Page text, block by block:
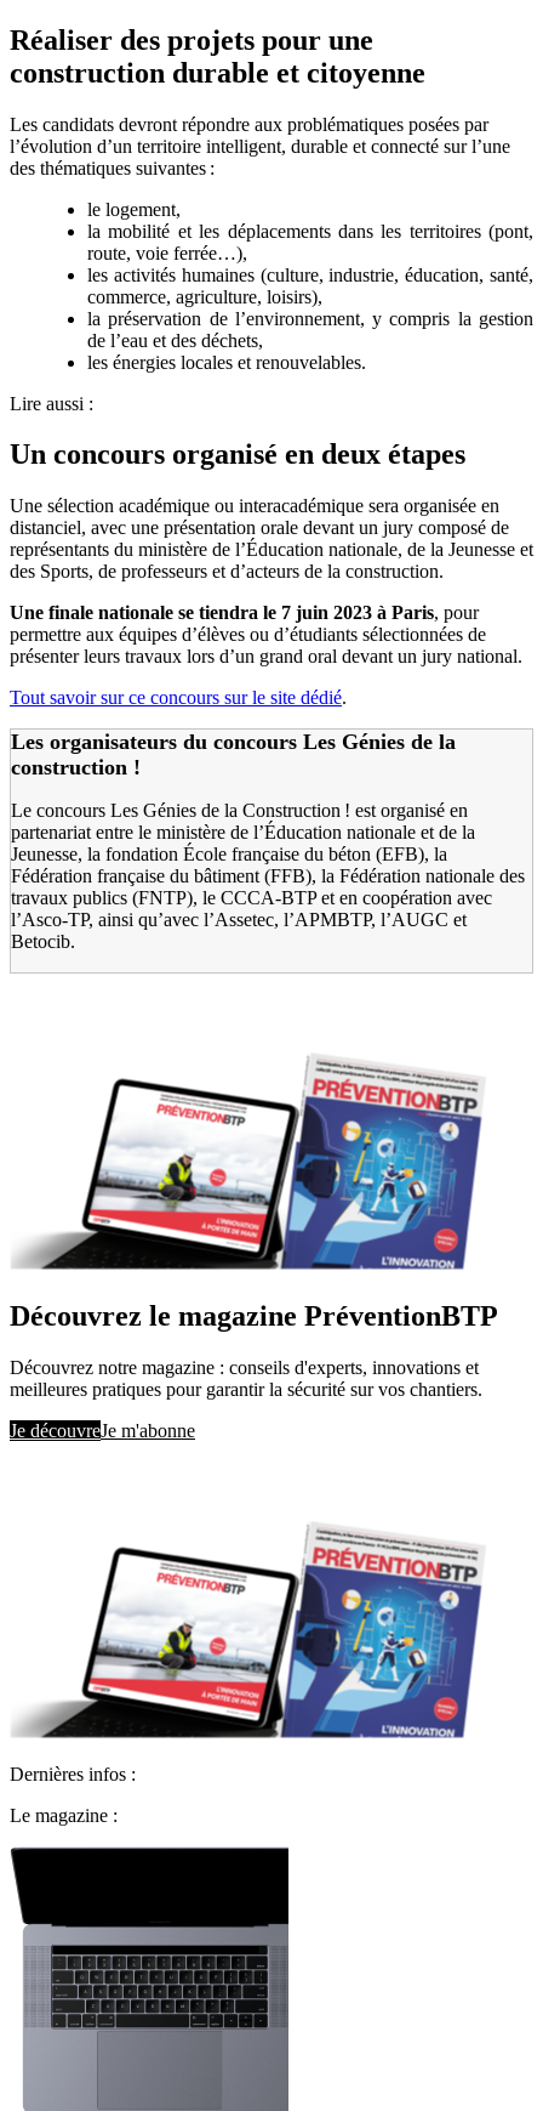
Réaliser des projets pour une
construction durable et citoyenne
Les candidats devront répondre aux problématiques posées par
l’évolution d’un territoire intelligent, durable et connecté sur l’une
des thématiques suivantes :
le logement,
la mobilité et les déplacements dans les territoires (pont,
route, voie ferrée…),
les activités humaines (culture, industrie, éducation, santé,
commerce, agriculture, loisirs),
la préservation de l’environnement, y compris la gestion
de l’eau et des déchets,
les énergies locales et renouvelables.
Lire aussi :
Un concours organisé en deux étapes
Une sélection académique ou interacadémique sera organisée en
distanciel, avec une présentation orale devant un jury composé de
représentants du ministère de l’Éducation nationale, de la Jeunesse et
des Sports, de professeurs et d’acteurs de la construction.
Une finale nationale se tiendra le 7 juin 2023 à Paris, pour
permettre aux équipes d’élèves ou d’étudiants sélectionnées de
présenter leurs travaux lors d’un grand oral devant un jury national.
Tout savoir sur ce concours sur le site dédié.
Les organisateurs du concours Les Génies de la
construction !
Le concours Les Génies de la Construction ! est organisé en
partenariat entre le ministère de l’Éducation nationale et de la
Jeunesse, la fondation École française du béton (EFB), la
Fédération française du bâtiment (FFB), la Fédération nationale des
travaux publics (FNTP), le CCCA-BTP et en coopération avec
l’Asco-TP, ainsi qu’avec l’Assetec, l’APMBTP, l’AUGC et
Betocib.
Découvrez le magazine PréventionBTP
Découvrez notre magazine : conseils d'experts, innovations et
meilleures pratiques pour garantir la sécurité sur vos chantiers.
Je découvreJe m'abonne
Dernières infos :
Le magazine :